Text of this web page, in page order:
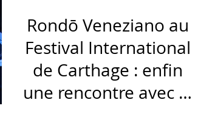
Rondō Veneziano au
Festival International
de Carthage : enfin
une rencontre avec le